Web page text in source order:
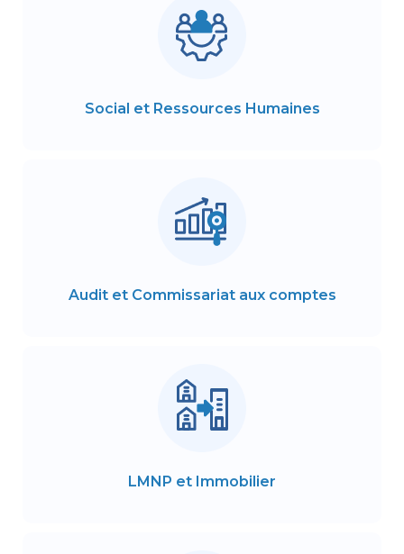
Social et Ressources Humaines
Audit et Commissariat aux comptes
LMNP et Immobilier